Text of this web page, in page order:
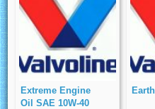
Extreme Engine
Oil SAE 10W-40